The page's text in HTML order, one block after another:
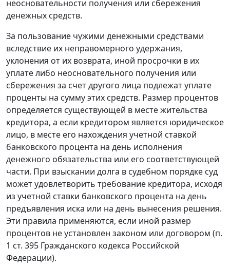
неосновательности получения или сбережения
денежных средств.
За пользование чужими денежными средствами
вследствие их неправомерного удержания,
уклонения от их возврата, иной просрочки в их
уплате либо неосновательного получения или
сбережения за счет другого лица подлежат уплате
проценты на сумму этих средств. Размер процентов
определяется существующей в месте жительства
кредитора, а если кредитором является юридическое
лицо, в месте его нахождения учетной ставкой
банковского процента на день исполнения
денежного обязательства или его соответствующей
части. При взыскании долга в судебном порядке суд
может удовлетворить требование кредитора, исходя
из учетной ставки банковского процента на день
предъявления иска или на день вынесения решения.
Эти правила применяются, если иной размер
процентов не установлен законом или договором (п.
1 ст. 395 Гражданского кодекса Российской
Федерации).